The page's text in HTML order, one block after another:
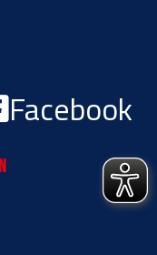
Facebook